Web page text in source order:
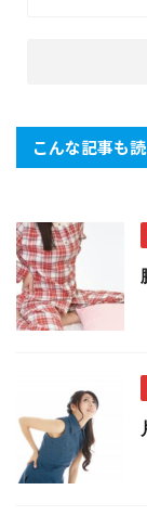
こんな記事も